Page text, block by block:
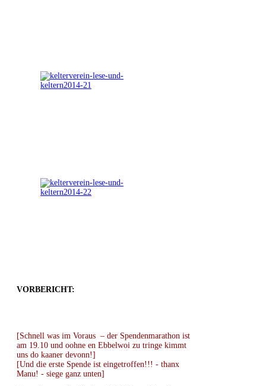
VORBERICHT:
[Schnell was im Voraus – der Spendenmarathon ist
am 19.10 und oohne en Ebbelwoi zu tringe kimmt
uns do kaaner devonn!]
[Und die erste Spende ist eingetroffen!!! - thanx
Manu! - siege ganz unten]